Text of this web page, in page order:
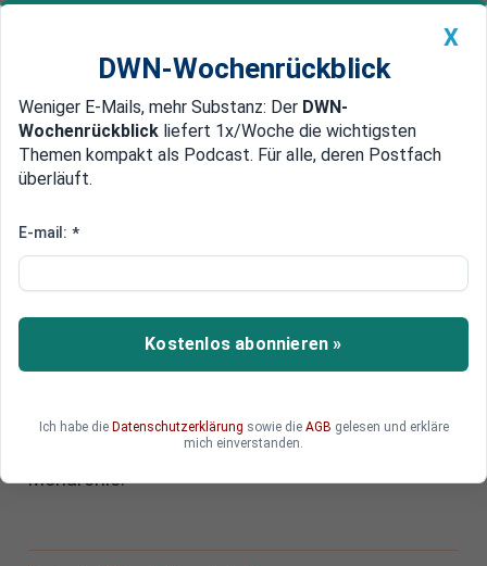
Newsticker MEIN DWN: Geldanlage Premium
Edelmetalle DWN-Magazin China
50 Jahre ohne Monarchie:
Demokratie
Könige in Griechenland hatten es nicht leicht:
Einige wurden ermordet, andere abgesetzt, und
kommen royale Skandale nur noch aus dem
Ausland. Die Griechen selbst leben gut ohne
Monarchie.
X
DWN-Wochenrückblick
Weniger E-Mails, mehr Substanz: Der DWN-
Wochenrückblick liefert 1x/Woche die wichtigsten
Themen kompakt als Podcast. Für alle, deren Postfach
überläuft.
E-mail: *
Kostenlos abonnieren »
Ich habe die Datenschutzerklärung sowie die AGB gelesen und erkläre
mich einverstanden.